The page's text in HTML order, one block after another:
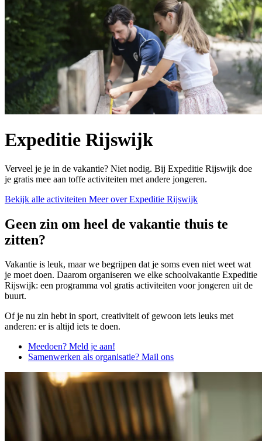
Expeditie Rijswijk
Verveel je je in de vakantie? Niet nodig. Bij Expeditie Rijswijk doe
je gratis mee aan toffe activiteiten met andere jongeren.
Bekijk alle activiteiten Meer over Expeditie Rijswijk
Geen zin om heel de vakantie thuis te
zitten?
Vakantie is leuk, maar we begrijpen dat je soms even niet weet wat
je moet doen. Daarom organiseren we elke schoolvakantie Expeditie
Rijswijk: een programma vol gratis activiteiten voor jongeren uit de
buurt.
Of je nu zin hebt in sport, creativiteit of gewoon iets leuks met
anderen: er is altijd iets te doen.
Meedoen? Meld je aan!
Samenwerken als organisatie? Mail ons